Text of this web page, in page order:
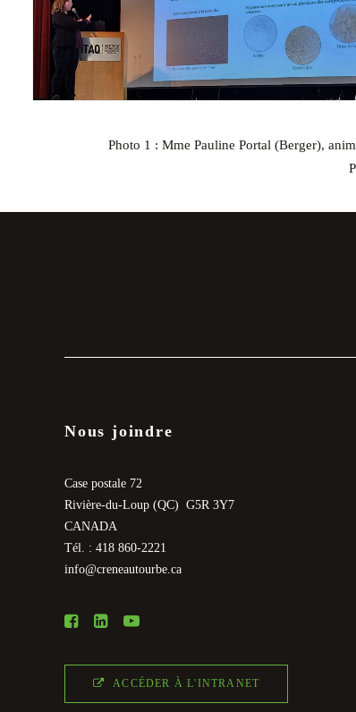
Photo 1 : Mme Pauline Portal (Berger),
Nous joindre
Case postale 72
Rivière-du-Loup (QC) G5R 3Y7
CANADA
Tél. : 418 860-2221
info@creneautourbe.ca
ACCÉDER À L'INTRANET